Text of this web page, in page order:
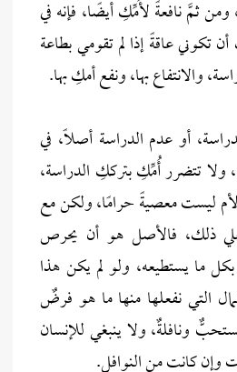
ثمَّ نافعةً لأُمِّكِ أيضًا، فإنه في
تكوني عاقةً إذا لم تقومي بطاعة
والانتفاع بها، ونفع أمكِ بها.
أو عدم الدراسة أصلًا، في
ولا تتضرر أُمِّكِ بترككِ الدراسة،
ليست معصيةً حرامًا، ولكن مع
ذلك، فالأصل هو أن يحرص
ما يستطيعه، ولو لم يكن هذا
التي نفعلها منها ما هو فرضٌ
ونافلةٌ، ولا ينبغي للإنسان
وإن كانت من النوافل.